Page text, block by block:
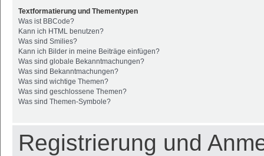
Textformatierung und Thementypen
Was ist BBCode?
Kann ich HTML benutzen?
Was sind Smilies?
Kann ich Bilder in meine Beiträge einfügen?
Was sind globale Bekanntmachungen?
Was sind Bekanntmachungen?
Was sind wichtige Themen?
Was sind geschlossene Themen?
Was sind Themen-Symbole?
Registrierung und